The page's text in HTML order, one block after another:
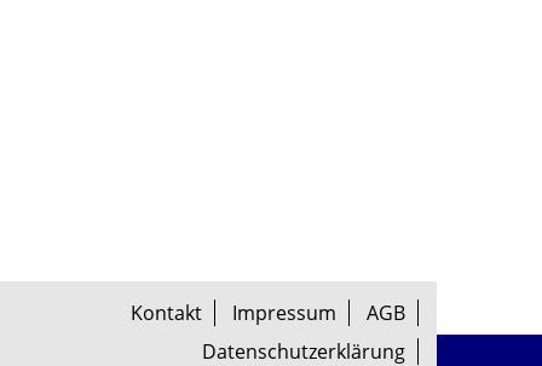
Kontakt Impressum
AGB
Datenschutzerklärung